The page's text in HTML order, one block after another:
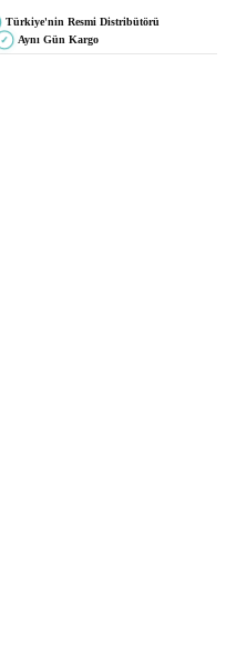
Türkiye'nin Resmi Distribütörü
✓ Aynı Gün Kargo